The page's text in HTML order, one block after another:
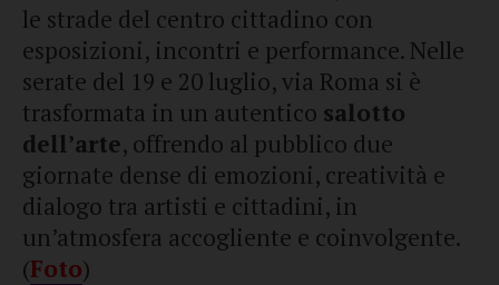
le strade del centro cittadino con
esposizioni, incontri e performance. Nelle
serate del 19 e 20 luglio, via Roma si è
trasformata in un autentico salotto
dell’arte, offrendo al pubblico due
giornate dense di emozioni, creatività e
dialogo tra artisti e cittadini, in
un’atmosfera accogliente e coinvolgente.
(Foto)